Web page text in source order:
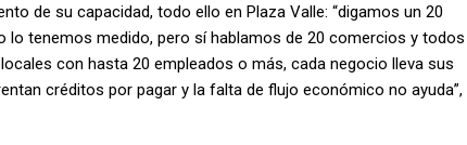
de su capacidad, todo ello en Plaza Valle: “digamos un 20
lo tenemos medido, pero sí hablamos de 20 comercios y todos
con hasta 20 empleados o más, cada negocio lleva sus
créditos por pagar y la falta de flujo económico no ayuda”,